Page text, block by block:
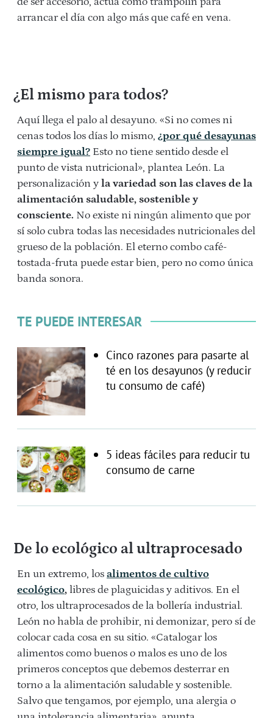
arrancar el día con algo más que café en vena.
¿El mismo para todos?
Aquí llega el palo al desayuno. «Si no comes ni
cenas todos los días lo mismo, ¿por qué desayunas
siempre igual? Esto no tiene sentido desde el
punto de vista nutricional», plantea León. La
personalización y la variedad son las claves de la
alimentación saludable, sostenible y
consciente. No existe ni ningún alimento que por
sí solo cubra todas las necesidades nutricionales del
grueso de la población. El eterno combo café-
tostada-fruta puede estar bien, pero no como única
banda sonora.
TE PUEDE INTERESAR
Cinco razones para pasarte al
té en los desayunos (y reducir
tu consumo de café)
5 ideas fáciles para reducir tu
consumo de carne
De lo ecológico al ultraprocesado
En un extremo, los alimentos de cultivo
ecológico, libres de plaguicidas y aditivos. En el
otro, los ultraprocesados de la bollería industrial.
León no habla de prohibir, ni demonizar, pero sí de
colocar cada cosa en su sitio. «Catalogar los
alimentos como buenos o malos es uno de los
primeros conceptos que debemos desterrar en
torno a la alimentación saludable y sostenible.
Salvo que tengamos, por ejemplo, una alergia o